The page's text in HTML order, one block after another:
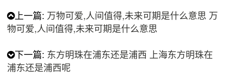
上一篇: 万物可爱,人间值得,未来可期是什么意思 万
物可爱,人间值得,未来可期是什么意思
下一篇: 东方明珠在浦东还是浦西 上海东方明珠在
浦东还是浦西呢